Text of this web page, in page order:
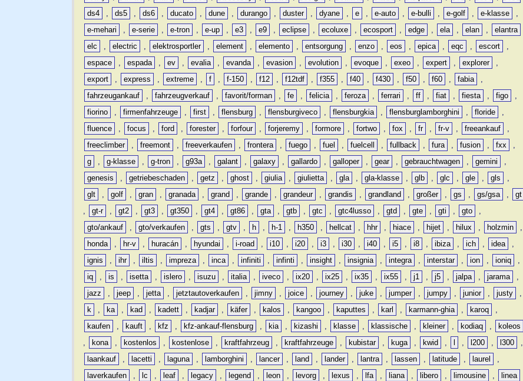
ds4
, ds5 , ds6 , ducato , dune , durango , duster , dyane , e , e-auto , e-bulli , e-golf , e-klasse
,
e-mehari
, e-serie , e-tron , e-up , e3 , e9 , eclipse , ecoluxe , ecosport , edge , ela , elan , elantra
elc
, electric , elektrosportler , element , elemento , entsorgung , enzo , eos , epica , eqc , escort
,
espace
, espada , ev , evalia , evanda , evasion , evolution , evoque , exeo , expert , explorer
,
export
, express , extreme , f , f-150 , f12 , f12tdf , f355 , f40 , f430 , f50 , f60 , fabia
,
fahrzeugankauf
, fahrzeugverkauf , favorit/forman , fe , felicia , feroza , ferrari , ff , fiat , fiesta , figo
,
fiorino
, firmenfahrzeuge , first , flensburg , flensburgiveco , flensburgkia , flensburglamborghini , floride
,
fluence
, focus , ford , forester , forfour , forjeremy , formore , fortwo , fox , fr , fr-v , freeankauf
,
freeclimber
, freemont , freeverkaufen , frontera , fuego , fuel , fuelcell , fullback , fura , fusion , fxx
,
g
, g-klasse , g-tron , g93a , galant , galaxy , gallardo , galloper , gear , gebrauchtwagen , gemini
,
genesis
, getriebeschaden , getz , ghost , giulia , giulietta , gla , gla-klasse , glb , glc , gle , gls
,
glt
, golf , gran , granada , grand , grande , grandeur , grandis , grandland , großer , gs , gs/gsa ,
gt
,
gt-r , gt2 , gt3 , gt350 , gt4 , gt86 , gta , gtb , gtc , gtc4lusso , gtd , gte , gti , gto
,
gto/ankauf
, gto/verkaufen , gts , gtv , h , h-1 , h350 , hellcat , hhr , hiace , hijet , hilux , holzmin
,
honda
, hr-v , huracán , hyundai , i-road , i10 , i20 , i3 , i30 , i40 , i5 , i8 , ibiza , ich , idea
,
ignis
, ihr , iltis , impreza , inca , infiniti , infinti , insight , insignia , integra , interstar , ion , ioniq
,
iq
, is , isetta , islero , isuzu , italia , iveco , ix20 , ix25 , ix35 , ix55 , j1 , j5 , jalpa , jarama
,
jazz
, jeep , jetta , jetztautoverkaufen , jimny , joice , journey , juke , jumper , jumpy , junior , justy
,
k
, ka , kad , kadett , kadjar , käfer , kalos , kangoo , kaputtes , karl , karmann-ghia , karoq
,
kaufen
, kauft , kfz , kfz-ankauf-flensburg , kia , kizashi , klasse , klassische , kleiner , kodiaq ,
koleos
,
kona , kostenlos , kostenlose , kraftfahrzeug , kraftfahrzeuge , kubistar , kuga , kwid , , l200 , l300
,
laankauf
, lacetti , laguna , lamborghini , lancer , land , lander , lantra , lassen , latitude , laurel
,
laverkaufen
, lc , leaf , legacy , legend , leon , levorg , lexus , lfa , liana , libero , limousine , linea